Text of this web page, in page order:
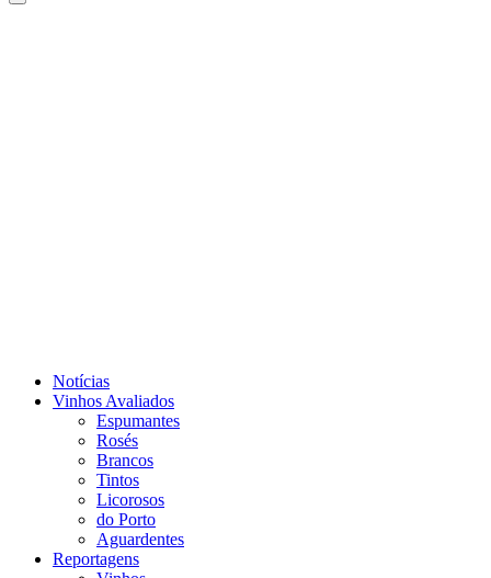
Notícias
Vinhos Avaliados
Espumantes
Rosés
Brancos
Tintos
Licorosos
do Porto
Aguardentes
Reportagens